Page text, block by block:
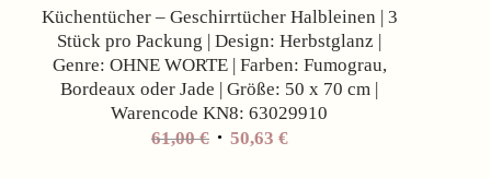
Küchentücher – Geschirrtücher Halbleinen | 3
Stück pro Packung | Design: Herbstglanz |
Genre: OHNE WORTE | Farben: Fumograu,
Bordeaux oder Jade | Größe: 50 x 70 cm |
Warencode KN8: 63029910
61,00€ 50,63 €